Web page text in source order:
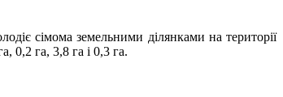
сімома земельними ділянками на території
0,2 га, 3,8 га і 0,3 га.